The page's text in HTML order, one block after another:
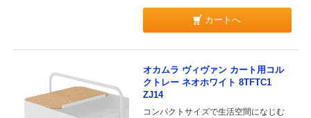
カートへ
オカムラ ヴィヴァン カート用コル
クトレー ネオホワイト 8TFTC1
ZJ14
コンパクトサイズで生活空間になじむ